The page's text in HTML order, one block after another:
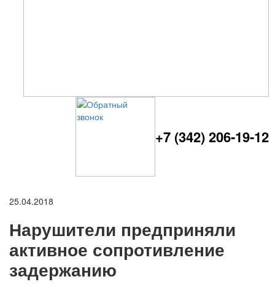
+7 (342) 206-19-12
25.04.2018
Нарушители предприняли
активное сопротивление
задержанию